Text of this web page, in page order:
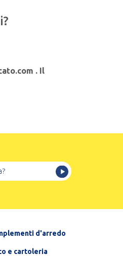
. Il
d'arredo
e cartoleria